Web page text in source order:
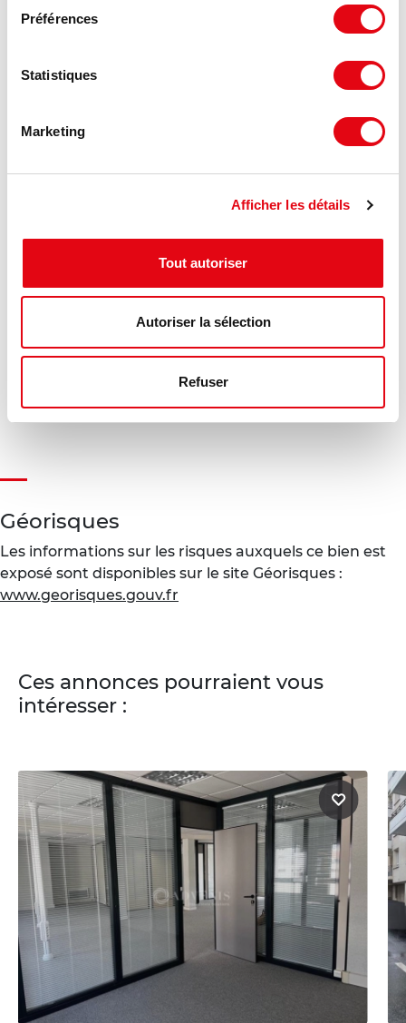
Préférences
Statistiques
Marketing
Afficher les détails
Tout autoriser
Autoriser la sélection
Refuser
Consommation énergétique :
Diagnostic en cours de réalisation
Diagnostic en cours de réalisation
Géorisques
Les informations sur les risques auxquels ce bien est
exposé sont disponibles sur le site Géorisques :
www.georisques.gouv.fr
Ces annonces pourraient vous
intéresser :